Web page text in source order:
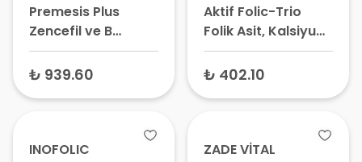
Premesis Plus
Zencefil ve B
Vitaminleri İçeren
Gıda Takviyesi 30
₺ 939.60
Aktif Folic-Trio
Folik Asit, Kalsiyum
ve D Vitamini
Takviyesi 90 Film
₺ 402.10
INOFOLIC
ZADE VİTAL